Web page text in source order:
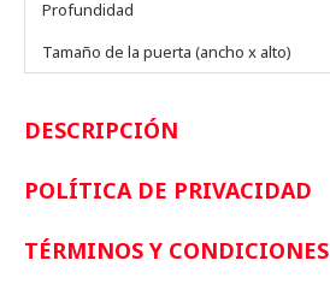
Profundidad
Tamaño de la puerta (ancho x alto)
DESCRIPCIÓN
POLÍTICA DE PRIVACIDAD
TÉRMINOS Y CONDICIONES